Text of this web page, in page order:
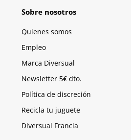
Sobre nosotros
Quienes somos
Empleo
Marca Diversual
Newsletter 5€ dto.
Política de discreción
Recicla tu juguete
Diversual Francia